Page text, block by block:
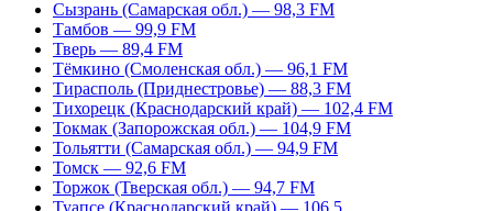
Сызрань (Самарская обл.) — 98,3 FM
Тамбов — 99,9 FM
Тверь — 89,4 FM
Тёмкино (Смоленская обл.) — 96,1 FM
Тирасполь (Приднестровье) — 88,3 FM
Тихорецк (Краснодарский край) — 102,4 FM
Токмак (Запорожская обл.) — 104,9 FM
Тольятти (Самарская обл.) — 94,9 FM
Томск — 92,6 FM
Торжок (Тверская обл.) — 94,7 FM
Туапсе (Краснодарский край) — 106,5